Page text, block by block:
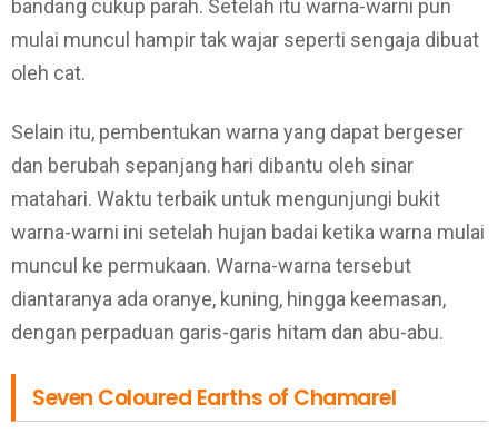
bandang cukup parah. Setelah itu warna-warni pun
mulai muncul hampir tak wajar seperti sengaja dibuat
oleh cat.
Selain itu, pembentukan warna yang dapat bergeser
dan berubah sepanjang hari dibantu oleh sinar
matahari. Waktu terbaik untuk mengunjungi bukit
warna-warni ini setelah hujan badai ketika warna mulai
muncul ke permukaan. Warna-warna tersebut
diantaranya ada oranye, kuning, hingga keemasan,
dengan perpaduan garis-garis hitam dan abu-abu.
Seven Coloured Earths of Chamarel